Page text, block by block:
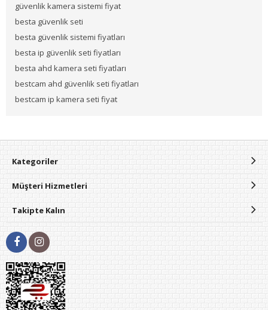
güvenlik kamera sistemi fiyat
besta güvenlik seti
besta güvenlik sistemi fiyatları
besta ip güvenlik seti fiyatları
besta ahd kamera seti fiyatları
bestcam ahd güvenlik seti fiyatları
bestcam ip kamera seti fiyat
Kategoriler
Müşteri Hizmetleri
Takipte Kalın